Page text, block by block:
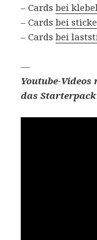
– Cardsbei
– Cardsbei
– Cardsbei
—
Youtube-
das Starterpack: